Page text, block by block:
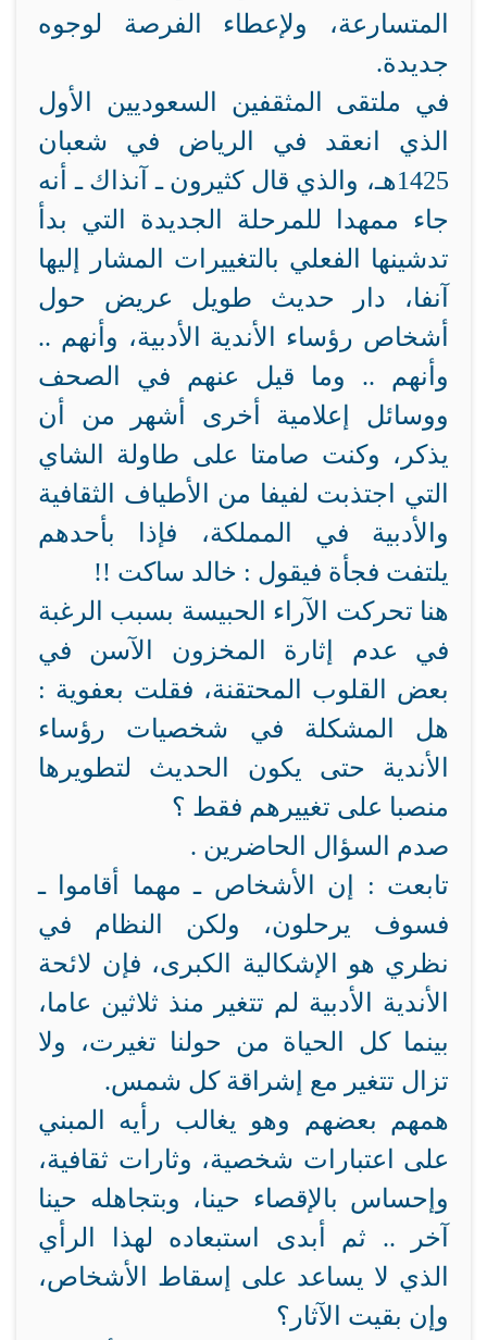
المتسارعة، ولإعطاء الفرصة لوجوه
جديدة.
في ملتقى المثقفين السعوديين الأول
الذي انعقد في الرياض في شعبان
1425هـ، والذي قال كثيرون ـ آنذاك ـ أنه
جاء ممهدا للمرحلة الجديدة التي بدأ
تدشينها الفعلي بالتغييرات المشار إليها
آنفا، دار حديث طويل عريض حول
أشخاص رؤساء الأندية الأدبية، وأنهم ..
وأنهم .. وما قيل عنهم في الصحف
ووسائل إعلامية أخرى أشهر من أن
يذكر، وكنت صامتا على طاولة الشاي
التي اجتذبت لفيفا من الأطياف الثقافية
والأدبية في المملكة، فإذا بأحدهم
يلتفت فجأة فيقول : خالد ساكت !!
هنا تحركت الآراء الحبيسة بسبب الرغبة
في عدم إثارة المخزون الآسن في
بعض القلوب المحتقنة، فقلت بعفوية :
هل المشكلة في شخصيات رؤساء
الأندية حتى يكون الحديث لتطويرها
منصبا على تغييرهم فقط ؟
صدم السؤال الحاضرين .
تابعت : إن الأشخاص ـ مهما أقاموا ـ
فسوف يرحلون، ولكن النظام في
نظري هو الإشكالية الكبرى، فإن لائحة
الأندية الأدبية لم تتغير منذ ثلاثين عاما،
بينما كل الحياة من حولنا تغيرت، ولا
تزال تتغير مع إشراقة كل شمس.
همهم بعضهم وهو يغالب رأيه المبني
على اعتبارات شخصية، وثارات ثقافية،
وإحساس بالإقصاء حينا، وبتجاهله حينا
آخر .. ثم أبدى استبعاده لهذا الرأي
الذي لا يساعد على إسقاط الأشخاص،
وإن بقيت الآثار؟